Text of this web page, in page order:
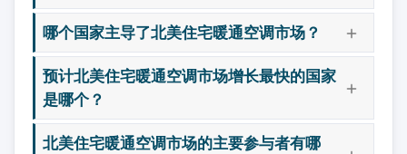
哪个国家主导了北美住宅暖通空调市场？
预计北美住宅暖通空调市场增长最快的国家
是哪个？
北美住宅暖通空调市场的主要参与者有哪